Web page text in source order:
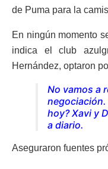
de Puma para la
En ningún momento
indica el club
Hernández, optaron
No vamos a
negociación.
hoy? Xavi y
a diario.
Aseguraron fuentes